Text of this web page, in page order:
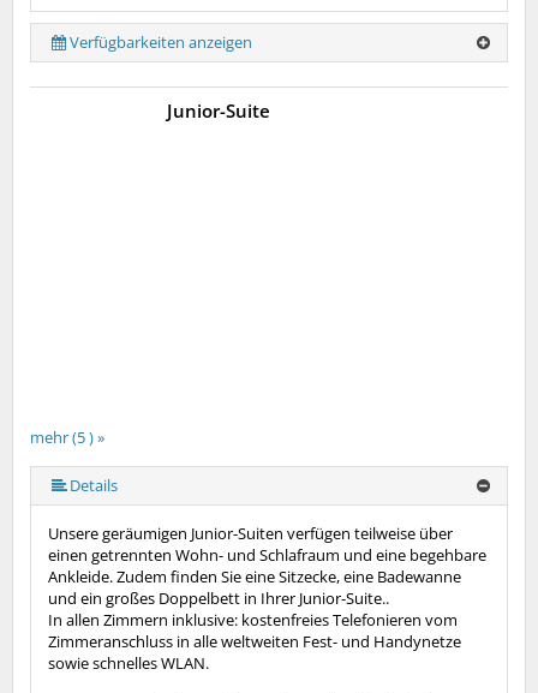
Verfügbarkeiten anzeigen
mehr (5 ) »
mehr (5 ) »
Junior-Suite
Details
Unsere geräumigen Junior-Suiten verfügen teilweise über
einen getrennten Wohn- und Schlafraum und eine begehbare
Ankleide. Zudem finden Sie eine Sitzecke, eine Badewanne
und ein großes Doppelbett in Ihrer Junior-Suite..
In allen Zimmern inklusive: kostenfreies Telefonieren vom
Zimmeranschluss in alle weltweiten Fest- und Handynetze
sowie schnelles WLAN.